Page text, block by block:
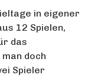
in eigener
12 Spielen,
das
doch
Spieler